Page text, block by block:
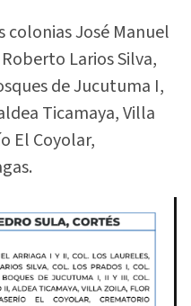
colonias José Manuel
Larios Silva,
de Jucutuma I,
Ticamaya, Villa
El Coyolar,